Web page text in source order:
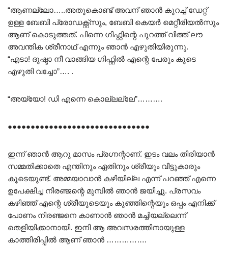
“ആണല്ലോ…..അതുകൊണ്ട് അവന് ഞാൻ കുറച്ച് ഡേറ്റ്
ഉള്ള ബേബി പ്രോഡക്റ്റ്സും, ബേബി കെയർ മെറ്റീരിയൽസും
ആണ് കൊടുത്തത്. പിന്നെ ഗിഫ്റ്റിന്റെ പുറത്ത് വിത്ത് ലൗ
അവന്തിക ശ്രീനാഥ്‌ എന്നും ഞാൻ എഴുതിയിരുന്നു.
“എടാ! ദുഷ്ടാ നീ വാങ്ങിയ ഗിഫ്റ്റിൽ എന്റെ പേരും കൂടെ
എഴുതി വച്ചോ”…. .
“അയ്യോ! ഡി എന്നെ കൊല്ലല്ലേ”……….
●●●●●●●●●●●●●●●●●●●●●●●●●●●●●●●
ഇന്ന് ഞാൻ ആറു മാസം പ്രഗ്നന്റാണ്. ഇടം വലം തിരിയാൻ
സമ്മതിക്കാതെ എന്തിനും ഏതിനും ശ്രീയും വീട്ടുകാരും
കൂടെയുണ്ട്. അമ്മയാവാൻ കഴിയില്ല എന്ന് പറഞ്ഞ് എന്നെ
ഉപേക്ഷിച്ച നിരഞ്ജന്റെ മുമ്പിൽ ഞാൻ ജയിച്ചു. പ്രസവം
കഴിഞ്ഞ് എന്റെ ശ്രീയുടെയും കുഞ്ഞിന്റെയും ഒപ്പം എനിക്ക്
പോണം നിരഞ്ജനെ കാണാൻ ഞാൻ മച്ചിയല്ലെന്ന്
തെളിയിക്കാനായി. ഇനി ആ അവസരത്തിനായുള്ള
കാത്തിരിപ്പിൽ ആണ് ഞാൻ …………….